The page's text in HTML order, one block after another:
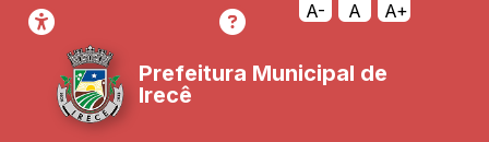
A- A A+
Prefeitura Municipal de
Irecê